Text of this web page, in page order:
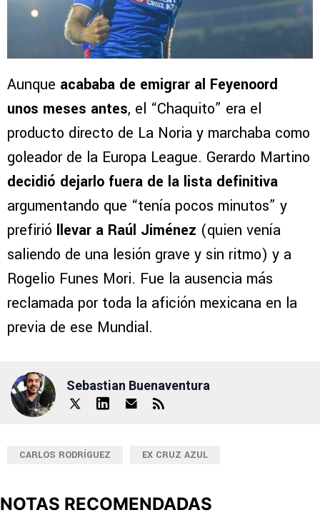
Aunque acababa de emigrar al Feyenoord
unos meses antes, el “Chaquito” era el
producto directo de La Noria y marchaba como
goleador de la Europa League. Gerardo Martino
decidió dejarlo fuera de la lista definitiva
argumentando que “tenía pocos minutos” y
prefirió llevar a Raúl Jiménez (quien venía
saliendo de una lesión grave y sin ritmo) y a
Rogelio Funes Mori. Fue la ausencia más
reclamada por toda la afición mexicana en la
previa de ese Mundial.
Sebastian Buenaventura
CARLOS RODRÍGUEZ EX CRUZ AZUL
NOTAS RECOMENDADAS